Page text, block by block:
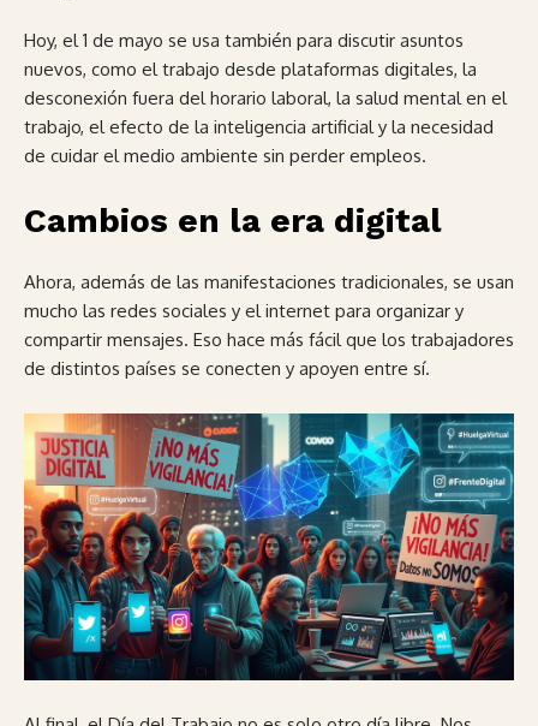
Hoy, el 1 de mayo se usa también para discutir asuntos
nuevos, como el trabajo desde plataformas digitales, la
desconexión fuera del horario laboral, la salud mental en el
trabajo, el efecto de la inteligencia artificial y la necesidad
de cuidar el medio ambiente sin perder empleos.
Cambios en la era digital
Ahora, además de las manifestaciones tradicionales, se usan
mucho las redes sociales y el internet para organizar y
compartir mensajes. Eso hace más fácil que los trabajadores
de distintos países se conecten y apoyen entre sí.